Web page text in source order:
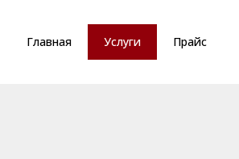
Главная Услуги Прайс